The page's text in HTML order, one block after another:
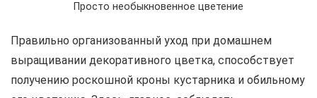
Просто необыкновенное цветение
Правильно организованный уход при домашнем
выращивании декоративного цветка, способствует
получению роскошной кроны кустарника и обильному